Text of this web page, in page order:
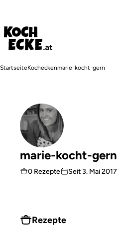
Inhalt
StartseiteKocheckenmarie-kocht-gern
marie-kocht-gern
0 Rezepte Seit 3. Mai 2017
Rezepte